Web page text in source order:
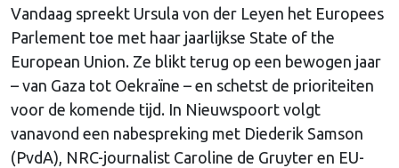
Vandaag spreekt Ursula von der Leyen het Europees
Parlement toe met haar jaarlijkse State of the
European Union. Ze blikt terug op een bewogen jaar
– van Gaza tot Oekraïne – en schetst de prioriteiten
voor de komende tijd. In Nieuwspoort volgt
vanavond een nabespreking met Diederik Samson
(PvdA), NRC-journalist Caroline de Gruyter en EU-